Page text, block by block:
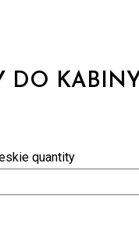
quantity